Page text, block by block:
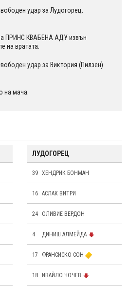
удар за Лудогорец.
ПРИНС КВАБЕНА АДУ извън
на вратата.
удар за Виктория (Пилзен).
на мача.
ЛУДОГОРЕЦ
39 ХЕНДРИК БОНМАН
16 АСЛАК ВИТРИ
24 OЛИВИЕ ВЕРДОН
4 ДИНИШ АЛМЕЙДА
17 ФРАНСИСКО СОН
18 ИВАЙЛО ЧОЧЕВ